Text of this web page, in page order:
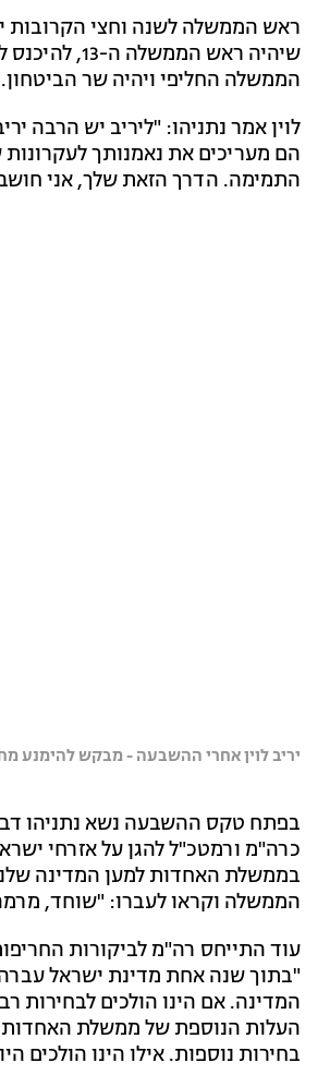
ראש הממשלה לשנה וחצי הקרובות
הממשלה החליפי ויהיה שר הביטחון.
לוין אמר נתניהו: "ליריב יש הרבה
הם מעריכים את נאמנותך
התמימה. הדרך הזאת שלך, אני
יריב לוין אחרי ההשבעה - מבקש להימנע
בפתח טקס ההשבעה נשא נתניהו
כרה"מ ורמטכ"ל להגן על אזרחי
בממשלת האחדות למען המדינה
הממשלה וקראו לעברו: "שוחד,
עוד התייחס רה"מ לביקורות
"בתוך שנה אחת מדינת ישראל
המדינה. אם הינו הולכים לבחירות
בחירות נוספות. אילו הינו הולכים